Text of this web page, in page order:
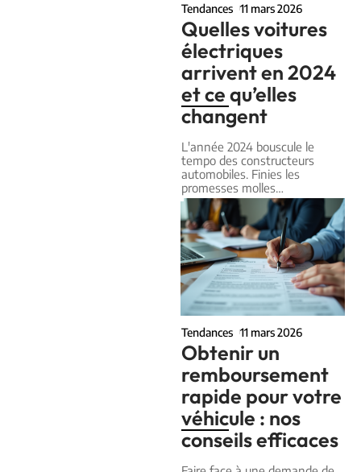
Tendances 11 mars 2026
Quelles voitures
électriques
arrivent en 2024
et ce qu’elles
changent
L'année 2024 bouscule le
tempo des constructeurs
automobiles. Finies les
promesses molles…
Tendances 11 mars 2026
Obtenir un
remboursement
rapide pour votre
véhicule : nos
conseils efficaces